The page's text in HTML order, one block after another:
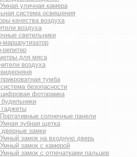
Умная уличная камера
система освещения
качества воздуха
воздуха
светильники
маршрутизатор
репитер
для мяса
воздуха
тумба
безопасности
фоторамка
Портативные солнечные панели
Умная зубная щетка
замки
Умный замок на входную дверь
Умный замок с камерой
Умный замок с отпечатками пальцев